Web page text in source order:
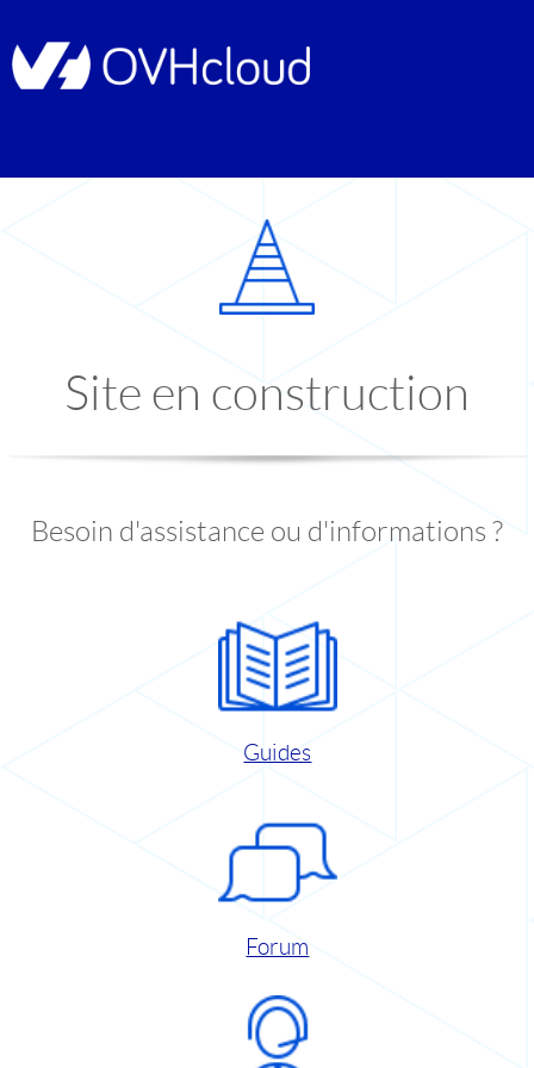
Site en construction
Besoin d'assistance ou d'informations ?
Guides
Forum